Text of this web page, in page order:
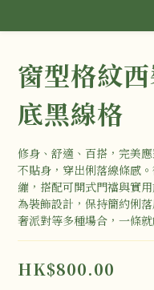
窗型格紋
底黑線格
修身、舒適、百搭，完美
不貼身，穿出俐落線條感
繃，搭配可開式門襠與實
為裝飾設計，保持簡約俐
奢派對等多種場合，一條
HK$800.00